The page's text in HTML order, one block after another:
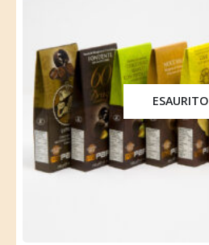
ESAURITO